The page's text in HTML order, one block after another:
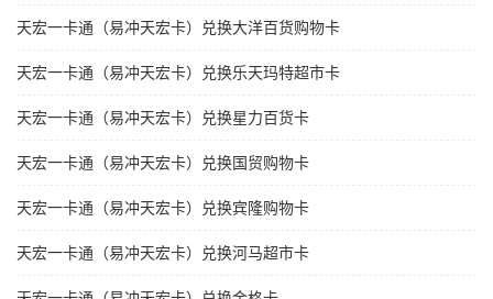
天宏一卡通（易冲天宏卡）兑换大洋百货购物卡
天宏一卡通（易冲天宏卡）兑换乐天玛特超市卡
天宏一卡通（易冲天宏卡）兑换星力百货卡
天宏一卡通（易冲天宏卡）兑换国贸购物卡
天宏一卡通（易冲天宏卡）兑换宾隆购物卡
天宏一卡通（易冲天宏卡）兑换河马超市卡